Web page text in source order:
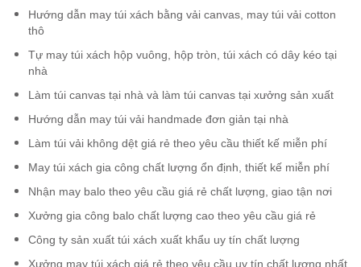
Hướng dẫn may túi xách bằng vải canvas, may túi vải cotton
thô
Tự may túi xách hộp vuông, hộp tròn, túi xách có dây kéo tại
nhà
Làm túi canvas tại nhà và làm túi canvas tại xưởng sản xuất
Hướng dẫn may túi vải handmade đơn giản tại nhà
Làm túi vải không dệt giá rẻ theo yêu cầu thiết kế miễn phí
May túi xách gia công chất lượng ổn định, thiết kế miễn phí
Nhận may balo theo yêu cầu giá rẻ chất lượng, giao tận nơi
Xưởng gia công balo chất lượng cao theo yêu cầu giá rẻ
Công ty sản xuất túi xách xuất khẩu uy tín chất lượng
Xưởng may túi xách giá rẻ theo yêu cầu uy tín chất lượng nhất